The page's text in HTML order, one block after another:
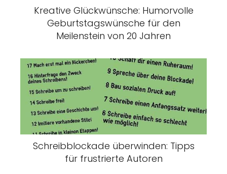
Kreative Glückwünsche: Humorvolle
Geburtstagswünsche für den
Meilenstein von 20 Jahren
Schreibblockade überwinden: Tipps
für frustrierte Autoren